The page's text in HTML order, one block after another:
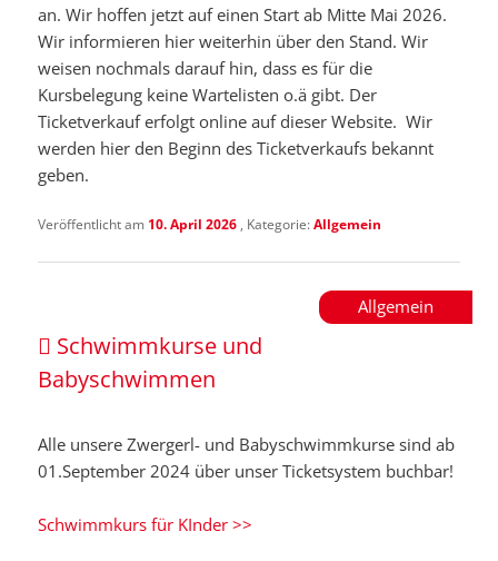
an. Wir hoffen jetzt auf einen Start ab Mitte Mai 2026.
Wir informieren hier weiterhin über den Stand. Wir
weisen nochmals darauf hin, dass es für die
Kursbelegung keine Wartelisten o.ä gibt. Der
Ticketverkauf erfolgt online auf dieser Website. Wir
werden hier den Beginn des Ticketverkaufs bekannt
geben.
Veröffentlicht am 10. April 2026 , Kategorie:Allgemein
Allgemein
Schwimmkurse und
Babyschwimmen
Alle unsere Zwergerl- und Babyschwimmkurse sind ab
01.September 2024 über unser Ticketsystem buchbar!
Schwimmkurs für KInder >>